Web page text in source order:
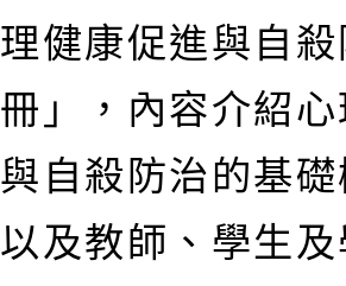
理健康促進與自
冊」，內容介紹
與自殺防治的基
以及教師、學生